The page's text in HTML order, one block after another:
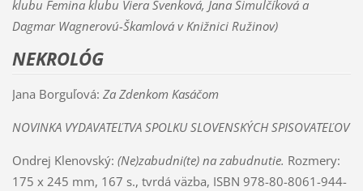
klubu Femina klubu Viera Švenková, Jana Šimulčíková a
Dagmar Wagnerovú-Škamlová v Knižnici Ružinov)
NEKROLÓG
Jana Borguľová: Za Zdenkom Kasáčom
NOVINKA VYDAVATEĽTVA SPOLKU SLOVENSKÝCH SPISOVATEĽOV
Ondrej Klenovský: (Ne)zabudni(te) na zabudnutie. Rozmery:
175 x 245 mm, 167 s., tvrdá väzba, ISBN 978-80-8061-944-